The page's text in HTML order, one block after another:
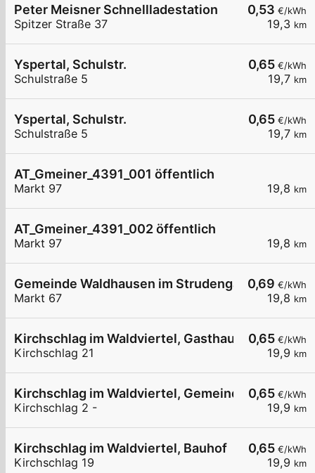
0,53 €/kWh
19,3 km
Peter Meisner Schnellladestation
Spitzer Straße 37
0,65 €/kWh
19,7 km
Yspertal, Schulstr.
Schulstraße 5
0,65 €/kWh
19,7 km
Yspertal, Schulstr.
Schulstraße 5
19,8 km
AT_Gmeiner_4391_001 öffentlich
Markt 97
19,8 km
AT_Gmeiner_4391_002 öffentlich
Markt 97
0,69 €/kWh
19,8 km
Gemeinde Waldhausen im Strudengau Markt 67
Markt 67
0,65 €/kWh
19,9 km
Kirchschlag im Waldviertel, Gasthaus Adam
Kirchschlag 21
0,65 €/kWh
19,9 km
Kirchschlag im Waldviertel, Gemeindeamt
Kirchschlag 2 -
0,65 €/kWh
19,9 km
Kirchschlag im Waldviertel, Bauhof
Kirchschlag 19